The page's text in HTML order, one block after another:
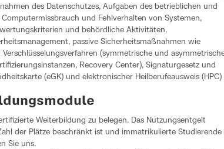
des Datenschutzes, Aufgaben des betrieblichen und
und Fehlverhalten von Systemen,
und behördliche Aktivitäten,
passive Sicherheitsmaßnahmen wie
(symmetrische und
Recovery Center), Signaturgesetz und
(eGK) und elektronischer Heilberufeausweis (HPC)
Weiterbildung zu belegen. Das Nutzungsentgelt
der Plätze beschränkt ist und immatrikulierte Studierende
Sie uns.